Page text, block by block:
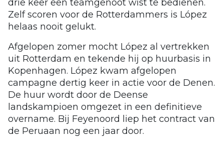
drie keer een teamgenoot wist te bedienen.
Zelf scoren voor de Rotterdammers is López
helaas nooit gelukt.
Afgelopen zomer mocht López al vertrekken
uit Rotterdam en tekende hij op huurbasis in
Kopenhagen. López kwam afgelopen
campagne dertig keer in actie voor de Denen.
De huur wordt door de Deense
landskampioen omgezet in een definitieve
overname. Bij Feyenoord liep het contract van
de Peruaan nog een jaar door.